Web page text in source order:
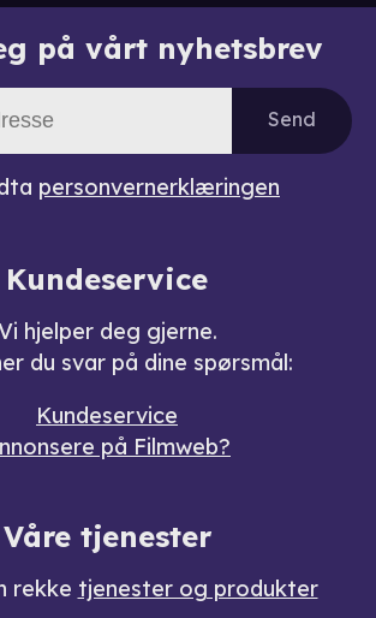
på vårt nyhetsbrev
Send
personvernerklæringen
Kundeservice
hjelper deg gjerne.
du svar på dine spørsmål:
Kundeservice
på Filmweb?
Våre tjenester
rekke tjenester og produkter